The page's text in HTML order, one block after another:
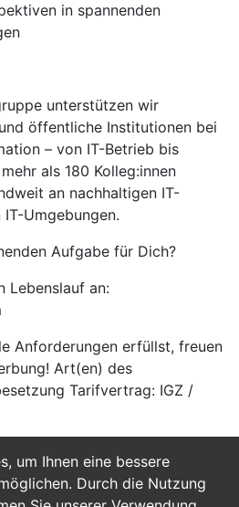
um Ihnen eine bessere
Durch die Nutzung
in spannenden
unterstützen wir
öffentliche Institutionen bei
– von IT-Betrieb bis
als 180 Kolleg:innen
an nachhaltigen IT-
Umgebungen.
Aufgabe für Dich?
Lebenslauf an:
Anforderungen erfüllst, freuen
Art(en) des
Tarifvertrag: IGZ /
Bewerben